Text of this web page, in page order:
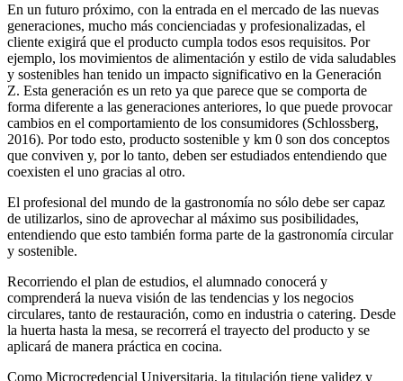
En un futuro próximo, con la entrada en el mercado de las nuevas
generaciones, mucho más concienciadas y profesionalizadas, el
cliente exigirá que el producto cumpla todos esos requisitos. Por
ejemplo, los movimientos de alimentación y estilo de vida saludables
y sostenibles han tenido un impacto significativo en la Generación
Z. Esta generación es un reto ya que parece que se comporta de
forma diferente a las generaciones anteriores, lo que puede provocar
cambios en el comportamiento de los consumidores (Schlossberg,
2016). Por todo esto, producto sostenible y km 0 son dos conceptos
que conviven y, por lo tanto, deben ser estudiados entendiendo que
coexisten el uno gracias al otro.
El profesional del mundo de la gastronomía no sólo debe ser capaz
de utilizarlos, sino de aprovechar al máximo sus posibilidades,
entendiendo que esto también forma parte de la gastronomía circular
y sostenible.
Recorriendo el plan de estudios, el alumnado conocerá y
comprenderá la nueva visión de las tendencias y los negocios
circulares, tanto de restauración, como en industria o catering. Desde
la huerta hasta la mesa, se recorrerá el trayecto del producto y se
aplicará de manera práctica en cocina.
Como Microcredencial Universitaria, la titulación tiene validez y